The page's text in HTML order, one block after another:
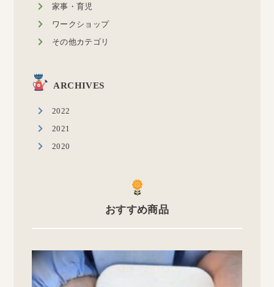
家事・育児
ワークショップ
その他カテゴリ
ARCHIVES
2022
2021
2020
おすすめ商品